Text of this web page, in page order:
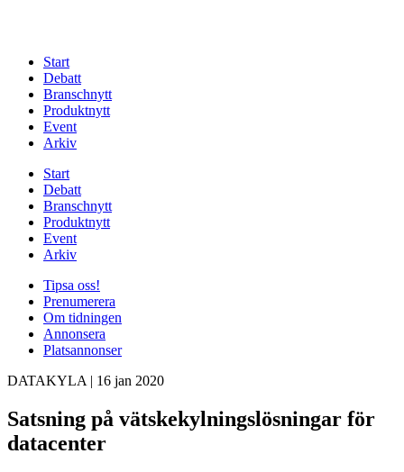
Start
Debatt
Branschnytt
Produktnytt
Event
Arkiv
Start
Debatt
Branschnytt
Produktnytt
Event
Arkiv
Tipsa oss!
Prenumerera
Om tidningen
Annonsera
Platsannonser
DATAKYLA | 16 jan 2020
Satsning på vätskekylningslösningar för
datacenter